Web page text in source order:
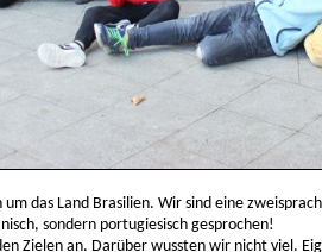
um das Land Brasilien. Wir sind eine
sondern portugiesisch gesprochen!
Zielen an. Darüber wussten wir nicht viel.